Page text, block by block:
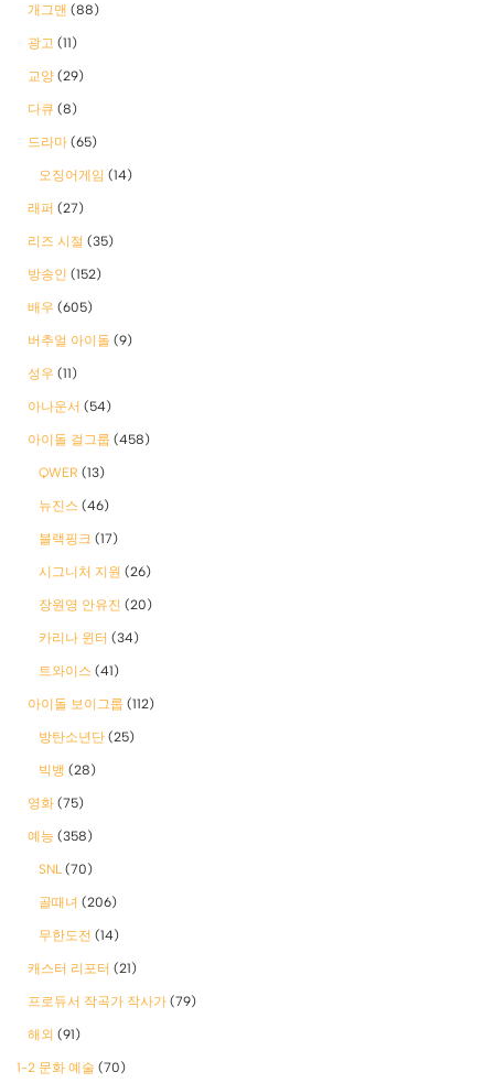
개그맨 (88)
광고 (11)
교양 (29)
다큐 (8)
드라마 (65)
오징어게임 (14)
래퍼 (27)
리즈 시절 (35)
방송인 (152)
배우 (605)
버추얼 아이돌 (9)
성우 (11)
아나운서 (54)
아이돌 걸그룹 (458)
QWER (13)
뉴진스 (46)
블랙핑크 (17)
시그니처 지원 (26)
장원영 안유진 (20)
카리나 윈터 (34)
트와이스 (41)
아이돌 보이그룹 (112)
방탄소년단 (25)
빅뱅 (28)
영화 (75)
예능 (358)
SNL (70)
골때녀 (206)
무한도전 (14)
캐스터 리포터 (21)
프로듀서 작곡가 작사가 (79)
해외 (91)
1-2 문화 예술 (70)